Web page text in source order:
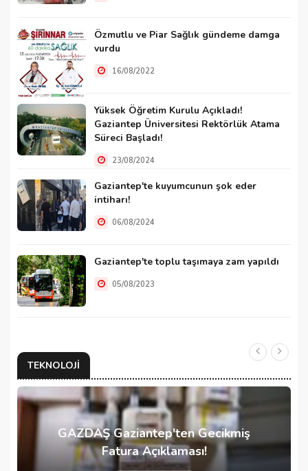
Özmutlu ve Piar Sağlık gündeme damga
vurdu
16/08/2022
Yüksek Öğretim Kurulu Açıkladı!
Gaziantep Üniversitesi Rektörlük Atama
Süreci Başladı!
23/08/2024
Gaziantep'te kuyumcunun şok eder
intiharı!
06/08/2024
Gaziantep'te toplu taşımaya zam yapıldı
05/08/2023
TEKNOLOJI
GAZDAŞ Gaziantep'ten Gecikmiş
Fatura Açıklaması!